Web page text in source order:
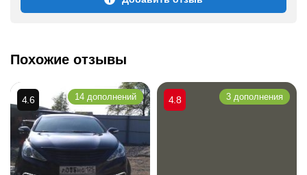
Похожие отзывы
4.6 14 дополнений 4.8 3 дополнения